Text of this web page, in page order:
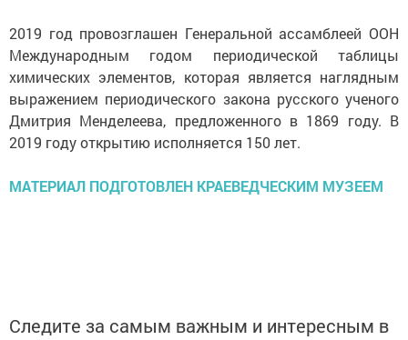
2019 год провозглашен Генеральной ассамблеей ООН
Международным годом периодической таблицы
химических элементов, которая является наглядным
выражением периодического закона русского ученого
Дмитрия Менделеева, предложенного в 1869 году. В
2019 году открытию исполняется 150 лет.
МАТЕРИАЛ ПОДГОТОВЛЕН КРАЕВЕДЧЕСКИМ МУЗЕЕМ
Следите за самым важным и интересным в